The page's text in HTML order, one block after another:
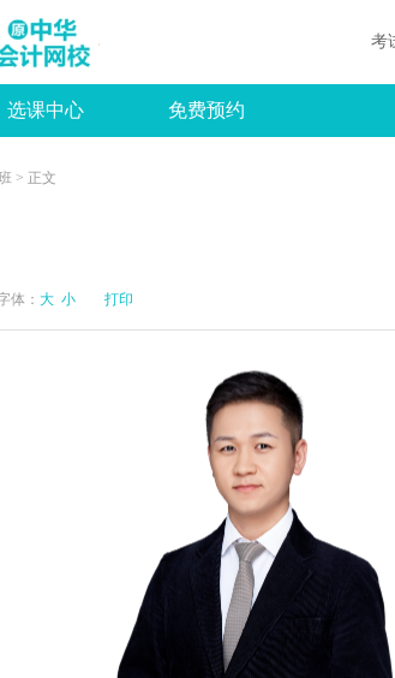
考
选课中心 免费预约
> 正文
： 大 小 打印